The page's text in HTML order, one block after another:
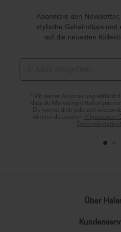
Abonniere den Newsletter,
stylische Geheimtipps
auf die neuesten
*Mit deiner Abonnierung erklärst
dass du Marketingmitteilungen
Du kannst dich jederzeit wieder
stimmst du unseren Allgemeinen
Über